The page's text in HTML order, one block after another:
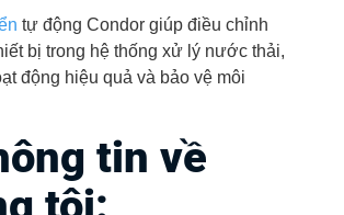
tự động Condor giúp điều chỉnh
bị trong hệ thống xử lý nước thải,
động hiệu quả và bảo vệ môi
tin về